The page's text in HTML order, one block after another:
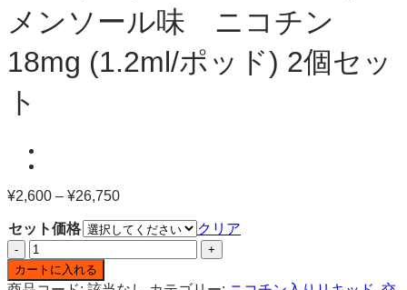
メンソール味 ニコチン
18mg (1.2ml/ポッド) 2個セッ
ト
¥2,600 – ¥26,750価
帯:
¥26,750
セット価格
クリア
JUULpod(ジ
ュ
ー
カートに入れる